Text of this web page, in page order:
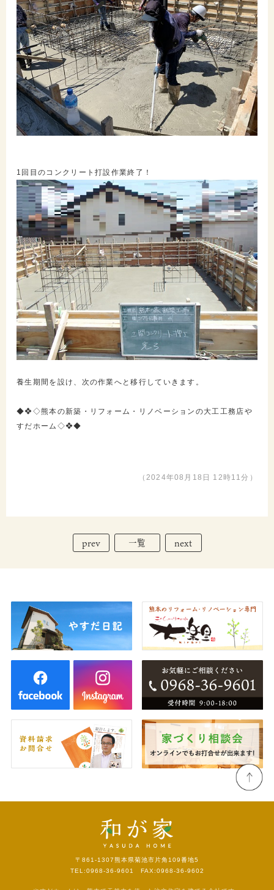
1回目のコンクリート打設作業終了！
養生期間を設け、次の作業へと移行していきます。
◆❖◇熊本の新築・リフォーム・リノベーションの大工工務店や
すだホーム◇❖◆
（2024年08月18日 12時11分）
prev 一覧 next
〒861-1307熊本県菊池市片角109番地5
TEL:0968-36-9601 FAX:0968-36-9602